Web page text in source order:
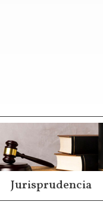
Jurisprudencia